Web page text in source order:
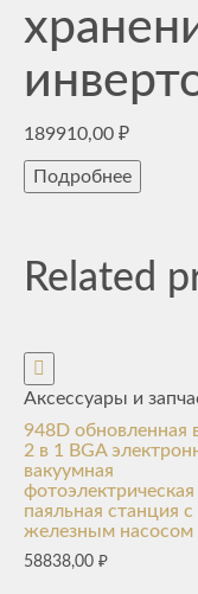
189910,00 ₽
Подробнее
Related
Аксессуары и
948D обновленная
2 в 1 BGA
вакуумная
фотоэлектрическая
паяльная станция с
железным насосом
58838,00 ₽